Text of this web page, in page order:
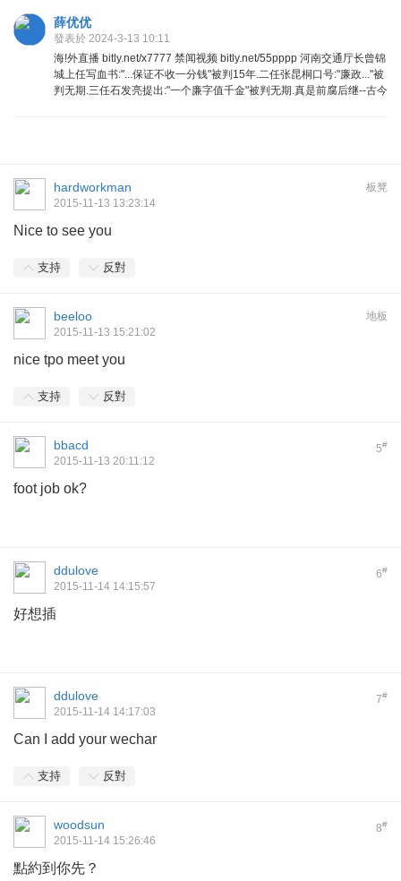
薛优优
發表於 2024-3-13 10:11
海!外直播 bitly.net/x7777 禁闻视频 bitly.net/55pppp 河南交通厅长曾锦
城上任写血书:"...保证不收一分钱"被判15年.二任张昆桐口号:"廉政..."被
判无期.三任石发亮提出:"一个廉字值千金"被判无期.真是前腐后继--古今
板凳
hardworkman
2015-11-13 13:23:14
Nice to see you
支持 反對
地板
beeloo
2015-11-13 15:21:02
nice tpo meet you
支持 反對
5#
bbacd
2015-11-13 20:11:12
foot job ok?
6#
ddulove
2015-11-14 14:15:57
好想插
7#
ddulove
2015-11-14 14:17:03
Can I add your wechar
支持 反對
8#
woodsun
2015-11-14 15:26:46
點約到你先？